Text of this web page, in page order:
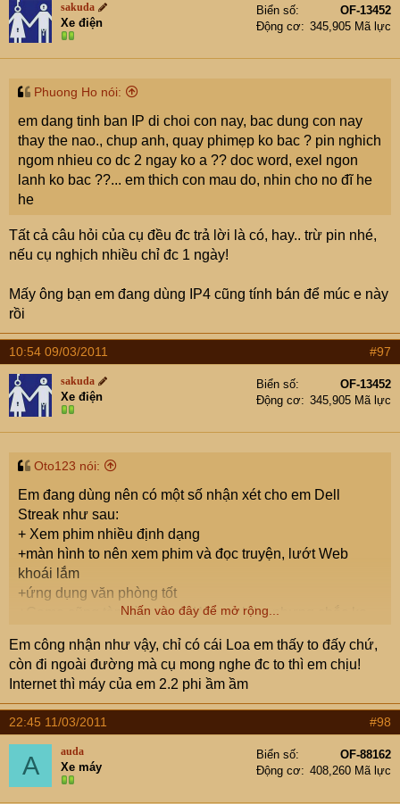
sakuda
Xe điện
Biển số
OF-13452
Động cơ
345,905 Mã lực
Phuong Ho nói:
em dang tinh ban IP di choi con nay, bac dung con nay
thay the nao., chup anh, quay phimẹp ko bac ? pin nghich
ngom nhieu co dc 2 ngay ko a ?? doc word, exel ngon
lanh ko bac ??... em thich con mau do, nhin cho no đĩ he
he
Tất cả câu hỏi của cụ đều đc trả lời là có, hay.. trừ pin nhé,
nếu cụ nghịch nhiều chỉ đc 1 ngày!
Mấy ông bạn em đang dùng IP4 cũng tính bán để múc e này
rồi
10:54 09/03/2011 #97
sakuda
Xe điện
Biển số
OF-13452
Động cơ
345,905 Mã lực
Oto123 nói:
Em đang dùng nên có một số nhận xét cho em Dell
Streak như sau:
+ Xem phim nhiều định dạng
+màn hình to nên xem phim và đọc truyện, lướt Web
khoái lắm
+ứng dụng văn phòng tốt
+Game cũng tàm tàm, (hơn Win mobile, nhưng chắc ko
+kho ứng dùng nhiều (voc rất đã)
+pin kém lắm, nhiều lắm được hai ngày.
+Em này vẫn đút được túi quần nên ko quá bất tiện khi
cầm theo.
+ copy dữ liêu dễ dàng
+Phụ kiện quá đắt đỏ, khó kiếm được phụ kiện thay thế.
+Sòng sánh được, nhưng ko biết tại bản Rom hay máy
mà loa nghe của em Dell của em hoi bé (trong phòng thi
Nhấn vào đây để mở rộng...
Em công nhận như vậy, chỉ có cái Loa em thấy to đấy chứ,
còn đi ngoài đường mà cụ mong nghe đc to thì em chịu!
Internet thì máy của em 2.2 phi ầm ầm
22:45 11/03/2011 #98
A auda
Xe máy
Biển số
OF-88162
Động cơ
408,260 Mã lực